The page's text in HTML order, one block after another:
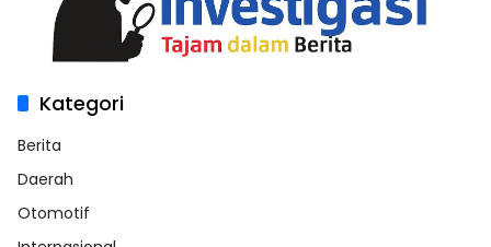
Kategori
Berita
Daerah
Otomotif